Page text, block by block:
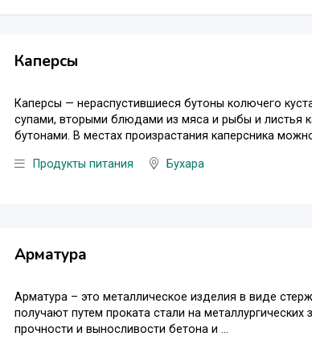
Каперсы
Каперсы — нераспустившиеся бутоны колючего
супами, вторыми блюдами из мяса и рыбы и листья
бутонами. В местах произрастания каперсника
Продукты питания Бухара
Арматура
Арматура – это металлическое изделия в виде
получают путем проката стали на
прочности и выносливости бетона и ...